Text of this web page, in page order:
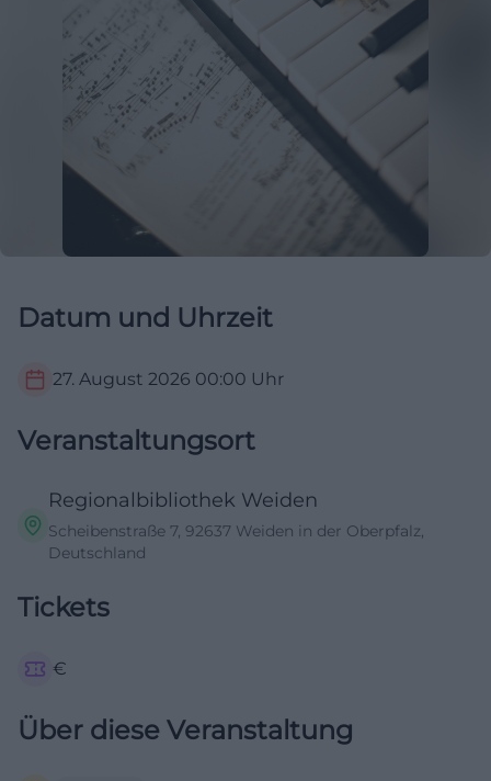
Datum und Uhrzeit
27. August 2026 00:00 Uhr
Veranstaltungsort
Regionalbibliothek Weiden
Scheibenstraße 7, 92637 Weiden in der Oberpfalz,
Deutschland
Tickets
€
Über diese Veranstaltung